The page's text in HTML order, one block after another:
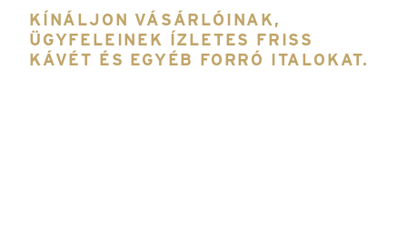
KÍNÁLJON VÁSÁRLÓINAK,
ÜGYFELEINEK ÍZLETES FRISS
KÁVÉT ÉS EGYÉB FORRÓ ITALOKAT.